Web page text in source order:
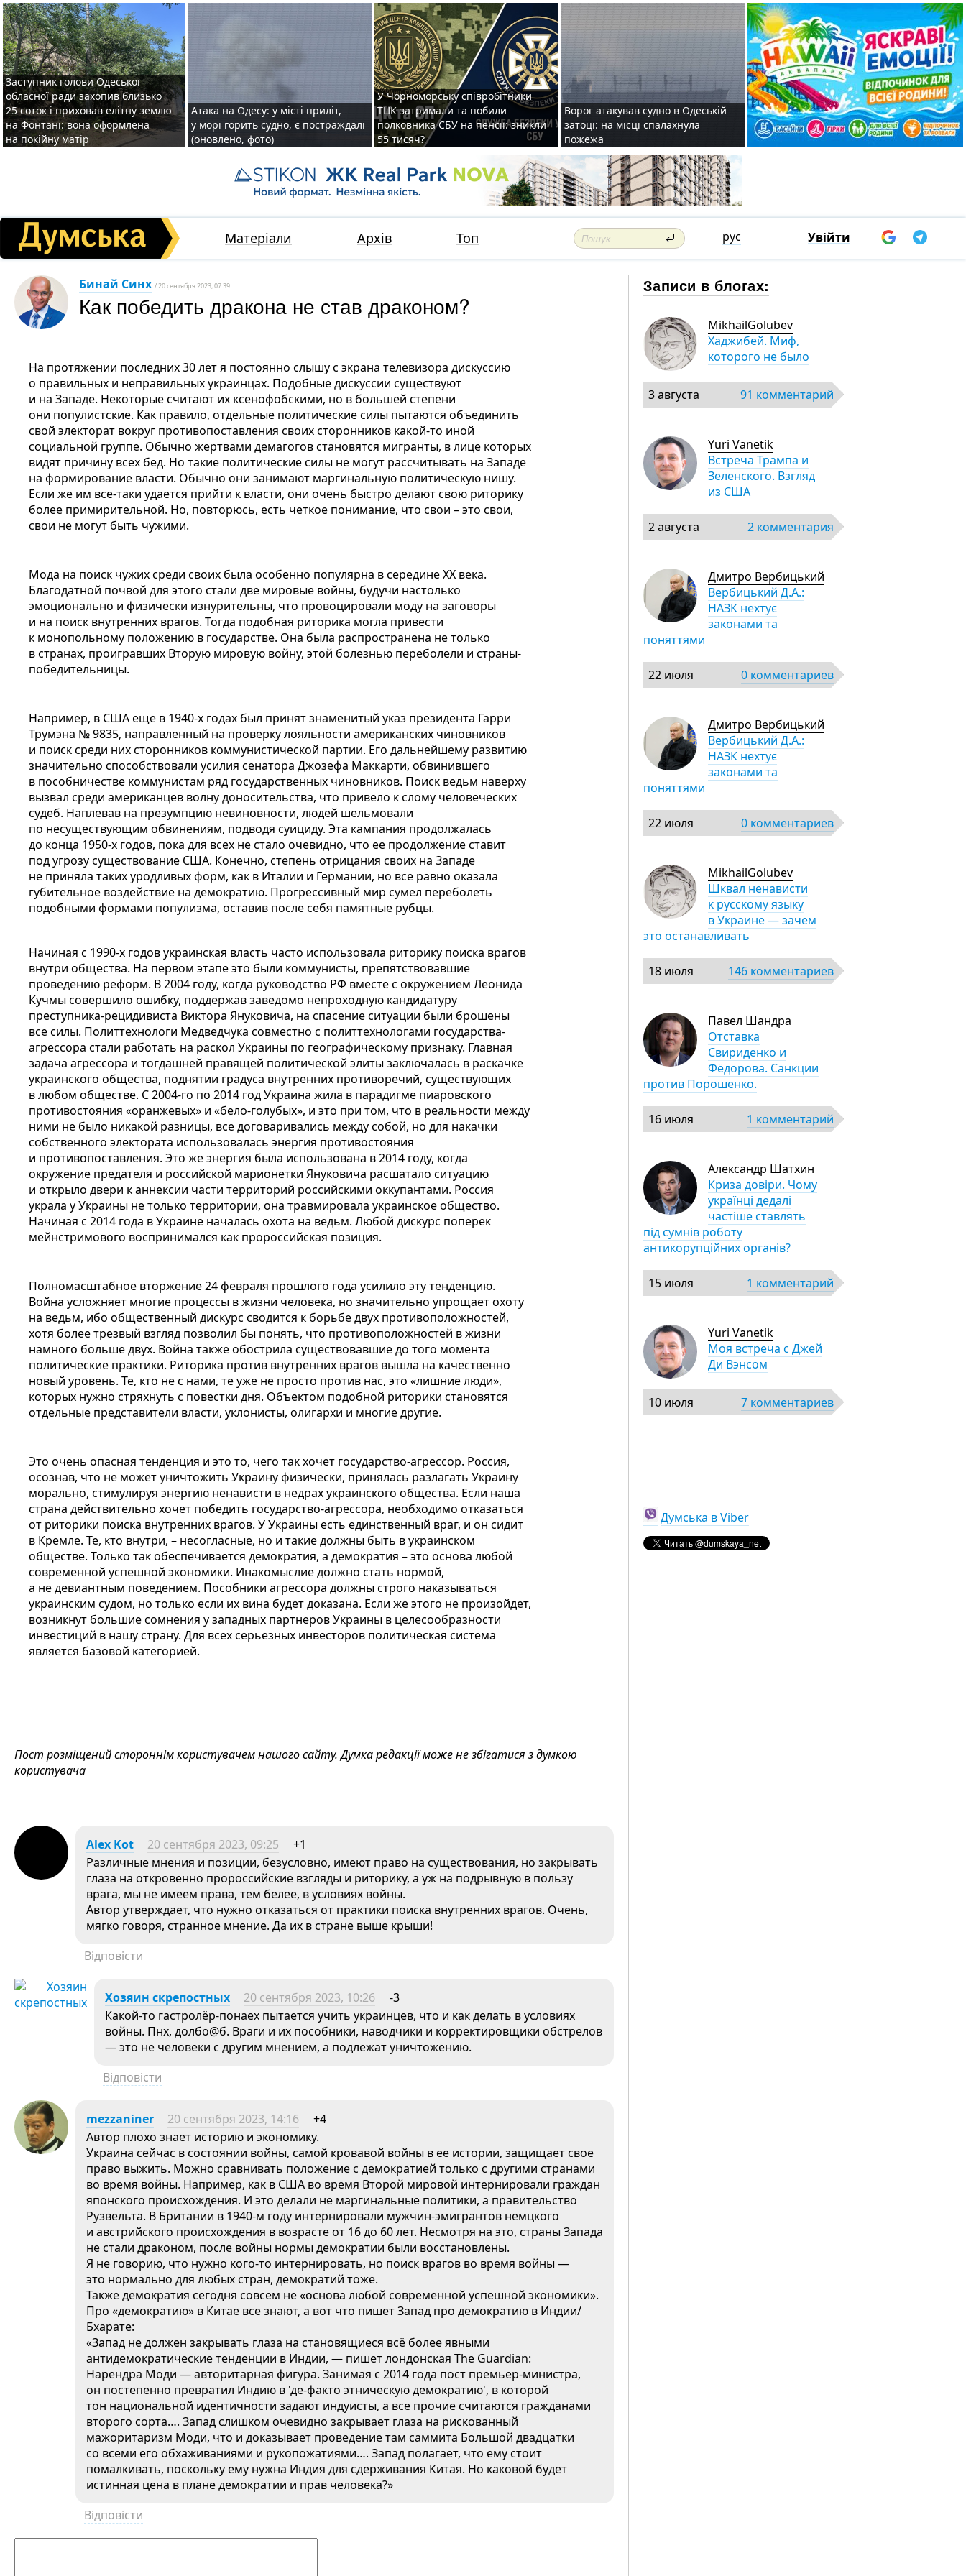
Заступник голови Одеської
обласної ради захопив близько
25 соток і приховав елітну землю
на Фонтані: вона оформлена
на покійну матір
Атака на Одесу: у місті приліт,
у морі горить судно, є постраждалі
(оновлено, фото)
У Чорноморську співробітники
ТЦК затримали та побили
полковника СБУ на пенсії: зникли
55 тисяч?
Ворог атакував судно в Одеській
затоці: на місці спалахнула
пожежа
Матеріали Архів Топ рус Увійти
Бинай Синх / 20 сентября 2023, 07:39
Как победить дракона не став драконом?
На протяжении последних 30 лет я постоянно слышу с экрана телевизора дискуссию
о правильных и неправильных украинцах. Подобные дискуссии существуют
и на Западе. Некоторые считают их ксенофобскими, но в большей степени
они популистские. Как правило, отдельные политические силы пытаются объединить
свой электорат вокруг противопоставления своих сторонников какой-то иной
социальной группе. Обычно жертвами демагогов становятся мигранты, в лице которых
видят причину всех бед. Но такие политические силы не могут рассчитывать на Западе
на формирование власти. Обычно они занимают маргинальную политическую нишу.
Если же им все-таки удается прийти к власти, они очень быстро делают свою риторику
более примирительной. Но, повторюсь, есть четкое понимание, что свои – это свои,
свои не могут быть чужими.
Мода на поиск чужих среди своих была особенно популярна в середине ХХ века.
Благодатной почвой для этого стали две мировые войны, будучи настолько
эмоционально и физически изнурительны, что провоцировали моду на заговоры
и на поиск внутренних врагов. Тогда подобная риторика могла привести
к монопольному положению в государстве. Она была распространена не только
в странах, проигравших Вторую мировую войну, этой болезнью переболели и страны-
победительницы.
Например, в США еще в 1940-х годах был принят знаменитый указ президента Гарри
Трумэна № 9835, направленный на проверку лояльности американских чиновников
и поиск среди них сторонников коммунистической партии. Его дальнейшему развитию
значительно способствовали усилия сенатора Джозефа Маккарти, обвинившего
в пособничестве коммунистам ряд государственных чиновников. Поиск ведьм наверху
вызвал среди американцев волну доносительства, что привело к слому человеческих
судеб. Наплевав на презумпцию невиновности, людей шельмовали
по несуществующим обвинениям, подводя суициду. Эта кампания продолжалась
до конца 1950-х годов, пока для всех не стало очевидно, что ее продолжение ставит
под угрозу существование США. Конечно, степень отрицания своих на Западе
не приняла таких уродливых форм, как в Италии и Германии, но все равно оказала
губительное воздействие на демократию. Прогрессивный мир сумел переболеть
подобными формами популизма, оставив после себя памятные рубцы.
Начиная с 1990-х годов украинская власть часто использовала риторику поиска врагов
внутри общества. На первом этапе это были коммунисты, препятствовавшие
проведению реформ. В 2004 году, когда руководство РФ вместе с окружением Леонида
Кучмы совершило ошибку, поддержав заведомо непроходную кандидатуру
преступника-рецидивиста Виктора Януковича, на спасение ситуации были брошены
все силы. Политтехнологи Медведчука совместно с политтехнологами государства-
агрессора стали работать на раскол Украины по географическому признаку. Главная
задача агрессора и тогдашней правящей политической элиты заключалась в раскачке
украинского общества, поднятии градуса внутренних противоречий, существующих
в любом обществе. С 2004-го по 2014 год Украина жила в парадигме пиаровского
противостояния «оранжевых» и «бело-голубых», и это при том, что в реальности между
ними не было никакой разницы, все договаривались между собой, но для накачки
собственного электората использовалась энергия противостояния
и противопоставления. Это же энергия была использована в 2014 году, когда
окружение предателя и российской марионетки Януковича расшатало ситуацию
и открыло двери к аннексии части территорий российскими оккупантами. Россия
украла у Украины не только территории, она травмировала украинское общество.
Начиная с 2014 года в Украине началась охота на ведьм. Любой дискурс поперек
мейнстримового воспринимался как пророссийская позиция.
Полномасштабное вторжение 24 февраля прошлого года усилило эту тенденцию.
Война усложняет многие процессы в жизни человека, но значительно упрощает охоту
на ведьм, ибо общественный дискурс сводится к борьбе двух противоположностей,
хотя более трезвый взгляд позволил бы понять, что противоположностей в жизни
намного больше двух. Война также обострила существовавшие до того момента
политические практики. Риторика против внутренних врагов вышла на качественно
новый уровень. Те, кто не с нами, те уже не просто против нас, это «лишние люди»,
которых нужно стряхнуть с повестки дня. Объектом подобной риторики становятся
отдельные представители власти, уклонисты, олигархи и многие другие.
Это очень опасная тенденция и это то, чего так хочет государство-агрессор. Россия,
осознав, что не может уничтожить Украину физически, принялась разлагать Украину
морально, стимулируя энергию ненависти в недрах украинского общества. Если наша
страна действительно хочет победить государство-агрессора, необходимо отказаться
от риторики поиска внутренних врагов. У Украины есть единственный враг, и он сидит
в Кремле. Те, кто внутри, – несогласные, но и такие должны быть в украинском
обществе. Только так обеспечивается демократия, а демократия – это основа любой
современной успешной экономики. Инакомыслие должно стать нормой,
а не девиантным поведением. Пособники агрессора должны строго наказываться
украинским судом, но только если их вина будет доказана. Если же этого не произойдет,
возникнут большие сомнения у западных партнеров Украины в целесообразности
инвестиций в нашу страну. Для всех серьезных инвесторов политическая система
является базовой категорией.
Пост розміщений стороннім користувачем нашого сайту. Думка редакції може не збігатися з думкою
користувача
Alex Kot 20 сентября 2023, 09:25
+1
Различные мнения и позиции, безусловно, имеют право на существования, но закрывать
глаза на откровенно пророссийские взгляды и риторику, а уж на подрывную в пользу
врага, мы не имеем права, тем белее, в условиях войны.
Автор утверждает, что нужно отказаться от практики поиска внутренних врагов. Очень,
мягко говоря, странное мнение. Да их в стране выше крыши!
Відповісти
Хозяин скрепостных 20 сентября 2023, 10:26
-3
Какой-то гастролёр-понаех пытается учить украинцев, что и как делать в условиях
войны. Пнх, долбо@б. Враги и их пособники, наводчики и корректировщики обстрелов
— это не человеки с другим мнением, а подлежат уничтожению.
Відповісти
mezzaniner 20 сентября 2023, 14:16
+4
Автор плохо знает историю и экономику.
Украина сейчас в состоянии войны, самой кровавой войны в ее истории, защищает свое
право выжить. Можно сравнивать положение с демократией только с другими странами
во время войны. Например, как в США во время Второй мировой интернировали граждан
японского происхождения. И это делали не маргинальные политики, а правительство
Рузвельта. В Британии в 1940-м году интернировали мужчин-эмигрантов немцкого
и австрийского происхождения в возрасте от 16 до 60 лет. Несмотря на это, страны Запада
не стали драконом, после войны нормы демократии были восстановлены.
Я не говорию, что нужно кого-то интернировать, но поиск врагов во время войны —
это нормально для любых стран, демократий тоже.
Также демократия сегодня совсем не «основа любой современной успешной экономики».
Про «демократию» в Китае все знают, а вот что пишет Запад про демократию в Индии/
Бхарате:
«Запад не должен закрывать глаза на становящиеся всё более явными
антидемократические тенденции в Индии, — пишет лондонская The Guardian:
Нарендра Моди — авторитарная фигура. Занимая с 2014 года пост премьер-министра,
он постепенно превратил Индию в 'де-факто этническую демократию', в которой
тон национальной идентичности задают индуисты, а все прочие считаются гражданами
второго сорта…. Запад слишком очевидно закрывает глаза на рискованный
мажоритаризм Моди, что и доказывает проведение там саммита Большой двадцатки
со всеми его обхаживаниями и рукопожатиями…. Запад полагает, что ему стоит
помалкивать, поскольку ему нужна Индия для сдерживания Китая. Но каковой будет
истинная цена в плане демократии и прав человека?»
Відповісти
Записи в блогах:
MikhailGolubev
Хаджибей. Миф,
которого не было
3 августа 91 комментарий
Yuri Vanetik
Встреча Трампа и
Зеленского. Взгляд
из США
2 августа 2 комментария
Дмитро Вербицький
Вербицький Д.А.:
НАЗК нехтує
законами та
поняттями
22 июля 0 комментариев
Дмитро Вербицький
Вербицький Д.А.:
НАЗК нехтує
законами та
поняттями
22 июля 0 комментариев
MikhailGolubev
Шквал ненависти
к русскому языку
в Украине — зачем
это останавливать
18 июля 146 комментариев
Павел Шандра
Отставка
Свириденко и
Фёдорова. Санкции
против Порошенко.
16 июля 1 комментарий
Александр Шатхин
Криза довіри. Чому
українці дедалі
частіше ставлять
під сумнів роботу
антикорупційних органів?
15 июля 1 комментарий
Yuri Vanetik
Моя встреча с Джей
Ди Вэнсом
10 июля 7 комментариев
Думська в Viber